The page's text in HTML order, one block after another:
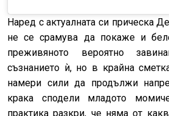
Наред с актуалната си прическа
не се срамува да покаже и
преживяното вероятно
съзнанието ѝ, но в крайна
намери сили да продължи
крака сподели младото
практика разкри, че няма от